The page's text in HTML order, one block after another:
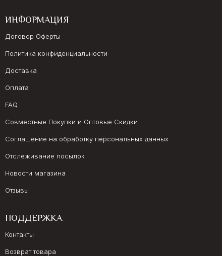
ИНФОРМАЦИЯ
Договор Оферты
Политика конфиденциальности
Доставка
Оплата
FAQ
Совместные Покупки и Оптовые Скидки
Соглашение на обработку персональных данных
Отслеживание посылок
Новости магазина
Отзывы
ПОДДЕРЖКА
Контакты
Возврат товара